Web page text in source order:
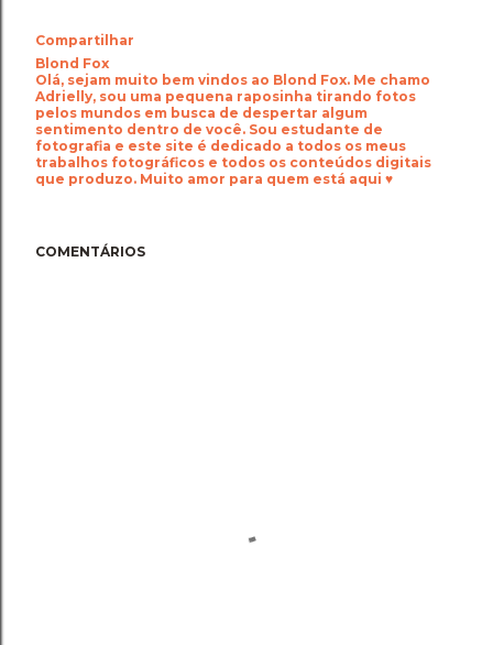
Compartilhar
Blond Fox
Olá, sejam muito bem vindos ao Blond Fox. Me chamo
Adrielly, sou uma pequena raposinha tirando fotos
pelos mundos em busca de despertar algum
sentimento dentro de você. Sou estudante de
fotografia e este site é dedicado a todos os meus
trabalhos fotográficos e todos os conteúdos digitais
que produzo. Muito amor para quem está aqui ♥
COMENTÁRIOS